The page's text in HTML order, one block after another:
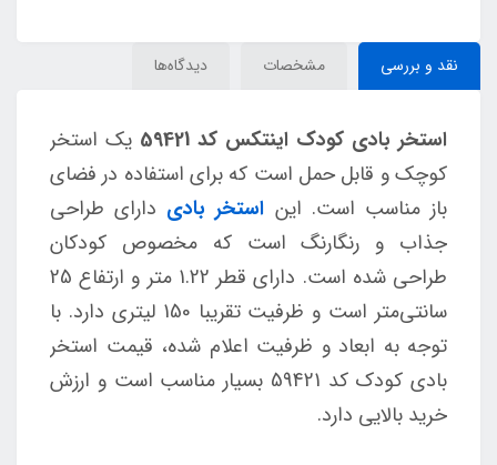
نقد و بررسی مشخصات دیدگاه‌ها
استخر بادی کودک اینتکس کد 59421
یک استخر
کوچک و قابل حمل است که برای استفاده در فضای
باز مناسب است. این استخر بادی دارای طراحی
جذاب و رنگارنگ است که مخصوص کودکان
طراحی شده است. دارای قطر 1.22 متر و ارتفاع 25
سانتی‌متر است و ظرفیت تقریبا 150 لیتری دارد. با
توجه به ابعاد و ظرفیت اعلام شده، قیمت استخر
بادی کودک کد 59421 بسیار مناسب است و ارزش
خرید بالایی دارد.